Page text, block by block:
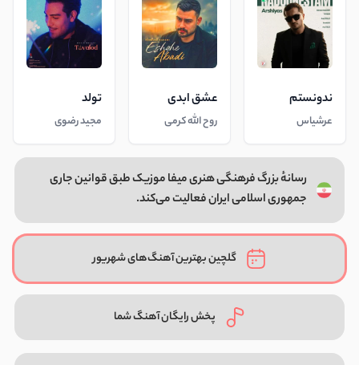
ندونستم
عرشیاس
عشق ابدی
روح الله کرمی
تولد
مجید رضوی
رسانهٔ بزرگ فرهنگی هنری میفا موزیک طبق قوانین جاری
جمهوری اسلامی ایران فعالیت می‌کند.
گلچین بهترین آهنگ‌های شهریور
پخش رایگان آهنگ شما